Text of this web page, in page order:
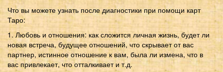
Что вы можете узнать после диагностики при помощи карт
Таро:
1. Любовь и отношения: как сложится личная жизнь, будет ли
новая встреча, будущее отношений, что скрывает от вас
партнер, истинное отношение к вам, была ли измена, что в
вас привлекает, что отталкивает и т.д.